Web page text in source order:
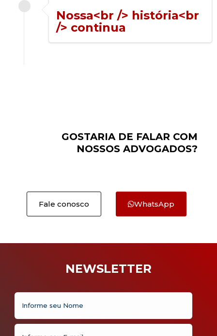
Nossa<br /> história<br
/> continua
GOSTARIA DE FALAR COM
NOSSOS ADVOGADOS?
Fale conosco WhatsApp
NEWSLETTER